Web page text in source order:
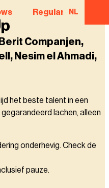
Regular NL
Companjen,
Nesim el Ahmadi,
het beste talent in een
lachen, alleen
onderhevig. Check de
pauze.